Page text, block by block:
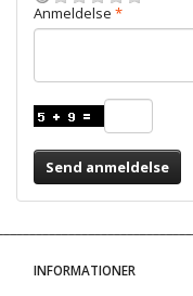
Anmeldelse
Send anmeldelse
INFORMATIONER